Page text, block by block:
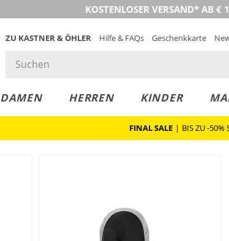
KOSTENLOSER VERSAND* AB €
ZU KASTNER & ÖHLER Hilfe & FAQs Geschenkkarte
DAMEN HERREN KINDER
FINAL SALE | BIS ZU -50%